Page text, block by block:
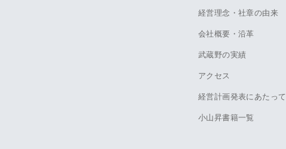
経営理念・社章の由来
会社概要・沿革
武蔵野の実績
アクセス
経営計画発表にあたって
小山昇書籍一覧